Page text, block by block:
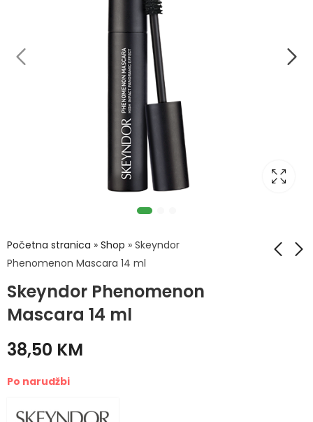
Početna stranica » Shop » Skeyndor
Phenomenon Mascara 14 ml
Skeyndor Phenomenon
Mascara 14 ml
Skeyndor Uniqcure
38,50 KM
Po narudžbi